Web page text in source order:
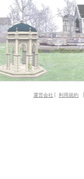
運営会社 利用規約